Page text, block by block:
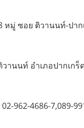
หมู่ ซอย ติวานนท์-ปาก
านนท์ อำเภอปากเก
962-4686-7,089-